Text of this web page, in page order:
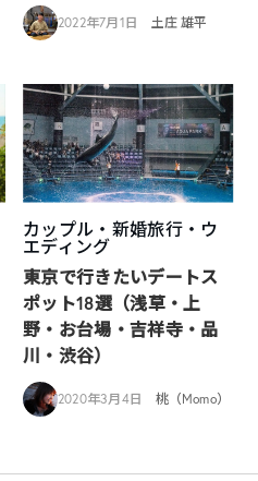
2022年7月1日 土庄 雄平
カップル・新婚旅行・ウ
エディング
東京で行きたいデートス
ポット18選（浅草・上
野・お台場・吉祥寺・品
川・渋谷）
2020年3月4日 桃（Momo）